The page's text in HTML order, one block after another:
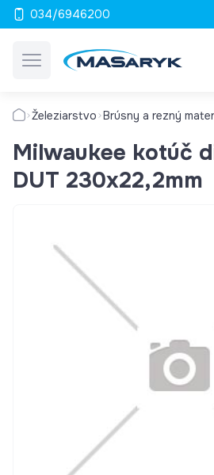
034/6946200
Železiarstvo Brúsny a rezný
Milwaukee kotúč
DUT 230x22,2mm